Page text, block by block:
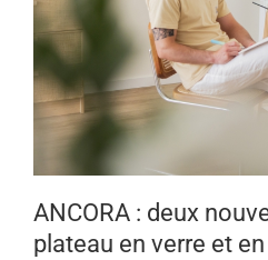
ANCORA : deux
plateau en verre et